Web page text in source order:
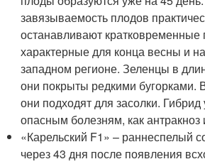
завязываемость плодов
останавливают кратковременные
характерные для конца весны и
западном регионе. Зеленцы в
они покрыты редкими бугорками.
они подходят для засолки. Гибрид
опасным болезням, как антракноз
«Карельский F1» – раннеспелый
через 43 дня после появления